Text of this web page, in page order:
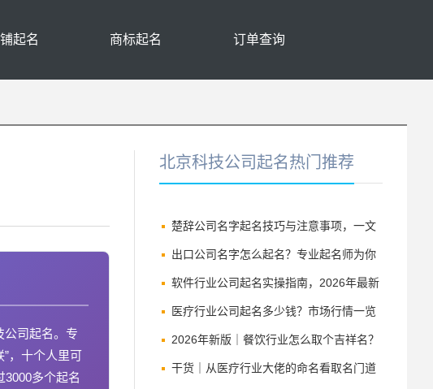
起名 商标起名 订单查询
公司起名。专
，十个人里可
3000多个起名
北京科技公司起名热门推荐
楚辞公司名字起名技巧与注意事项，一文
讲透
出口公司名字怎么起名？专业起名师为你
详解
软件行业公司起名实操指南，2026年最新
版
医疗行业公司起名多少钱？市场行情一览
2026年新版｜餐饮行业怎么取个吉祥名？
教你聚财纳福的命名法
干货｜从医疗行业大佬的命名看取名门道